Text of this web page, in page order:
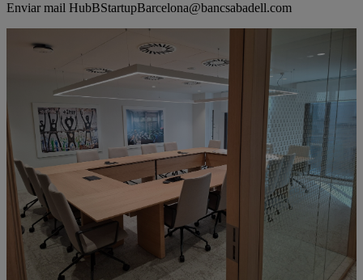
Enviar mail HubBStartupBarcelona@bancsabadell.com